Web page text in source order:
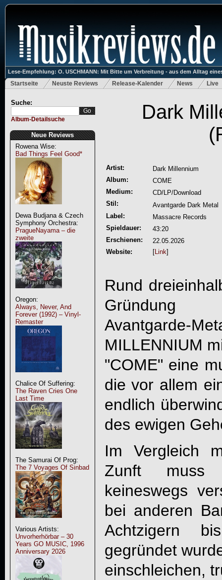
Lese-Empfehlung: O. USCHMANN: Mit Bitte um Verbreitung - aus dem Alltag
Startseite Neuste Reviews Release-Kalender News Live
Suche:
Album-Detailsuche
Neue Reviews
Rowena Wise:
Bad Things Feel Good*
Dewa Budjana & Czech
Symphony Orchestra:
PragueNayama – die
zweite
Oregon:
Always, Never, And
Forever (1992) – Vinyl-
Remaster
Chalice Of Suffering:
The Raven Cries One
Last Time
The Samurai Of Prog:
The 7 Voyages Of Sinbad
Various Artists:
Unvorherhörbar – 30
Years GO MUSIC, 1996
Anniversary 2026
Dark
Artist:
Dark Millennium
Album:
COME
Medium:
CD/LP/Download
Stil:
Avantgarde Dark Metal
Label:
Massacre Records
Spieldauer:
43:20
Erschienen:
22.05.2026
Website:
[Link]
Rund
Gründung
Avantgarde-
MILLENNIUM
"COME" eine
die vor allem
endlich
des ewigen
Im Vergleich
Zunft
keineswegs
bei anderen
Achtzigern
gegründet
einschleichen,